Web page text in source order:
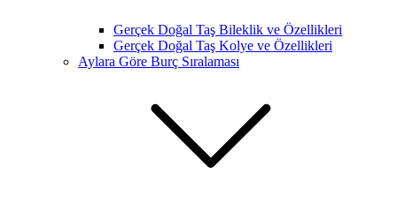
Gerçek Doğal Taş Bileklik ve Özellikleri
Gerçek Doğal Taş Kolye ve Özellikleri
Aylara Göre Burç Sıralaması